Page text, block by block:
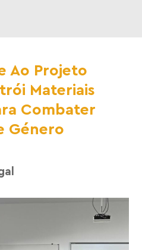
Ao Projeto
Materiais
Combater
Género